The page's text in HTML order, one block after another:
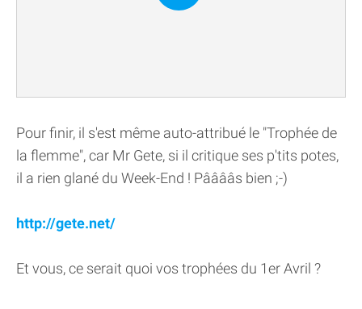
Pour finir, il s'est même auto-attribué le "Trophée de
la flemme", car Mr Gete, si il critique ses p'tits potes,
il a rien glané du Week-End ! Pââââs bien ;-)
http://gete.net/
Et vous, ce serait quoi vos trophées du 1er Avril ?